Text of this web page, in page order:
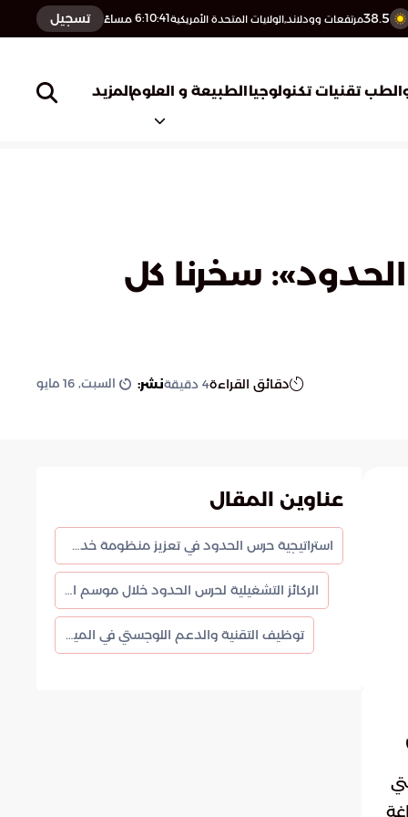
38.5مرتفعات وودلاند,الولايات المتحدة الأمريكية6:10:42 مساءً تسجيل
تقنيات تكنولوجياالطبيعة و العلومالمزيد
سخرنا كل
دقائق القراءة4 دقيقةنشر: السبت, 16 مايو
عناوين المقال
استراتيجية حرس الحدود في تعزيز منظومة خدمة ضيوف الرحمن
الركائز التشغيلية لحرس الحدود خلال موسم الحج
توظيف التقنية والدعم اللوجستي في الميدان